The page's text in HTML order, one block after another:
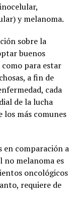
y melanoma.
sobre la
buenos
para estar
a fin de
cada
de la lucha
los más comunes
en comparación a
no melanoma es
oncológicos
requiere de